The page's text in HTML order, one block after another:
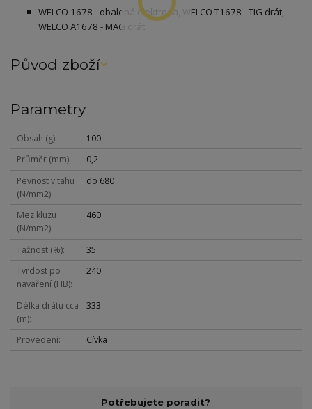
WELCO 1678 - obalená elektroda, WELCO T1678 - TIG drát,
WELCO A1678 - MAG drát
Původ zboží
Parametry
Obsah (g)
100
Průměr (mm)
0,2
Pevnost v tahu
(N/mm2)
do 680
Mez kluzu
(N/mm2)
460
Tažnost (%)
35
Tvrdost po
navaření (HB)
240
Délka drátu cca
(m)
333
Provedení Cívka
Potřebujete poradit?